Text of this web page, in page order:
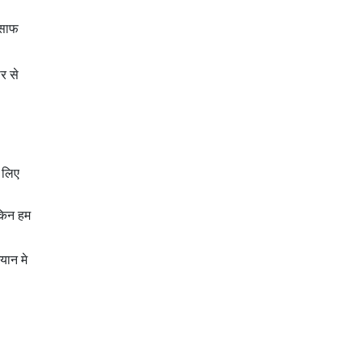
से
हम
मे